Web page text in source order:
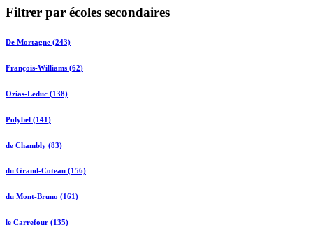
Filtrer par écoles secondaires
De Mortagne (243)
François-Williams (62)
Ozias-Leduc (138)
Polybel (141)
de Chambly (83)
du Grand-Coteau (156)
du Mont-Bruno (161)
le Carrefour (135)